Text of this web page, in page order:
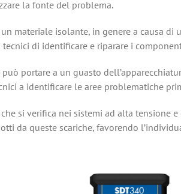
la fonte del problema.
materiale isolante, in genere a causa di
di identificare e riparare i
portare a un guasto
a identificare le aree problematiche
si verifica nei sistemi ad alta tensione
da queste scariche, favorendo